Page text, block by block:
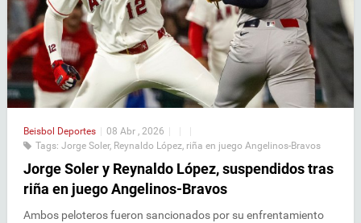
Beisbol Deportes | 08 Abr , 2026 | |
|
Tags: Jorge Soler, Reynaldo López riña en juego Angelinos-Bravos
Jorge Soler y Reynaldo López, suspendidos tras
riña en juego Angelinos-Bravos
Ambos peloteros fueron sancionados por su enfrentamiento